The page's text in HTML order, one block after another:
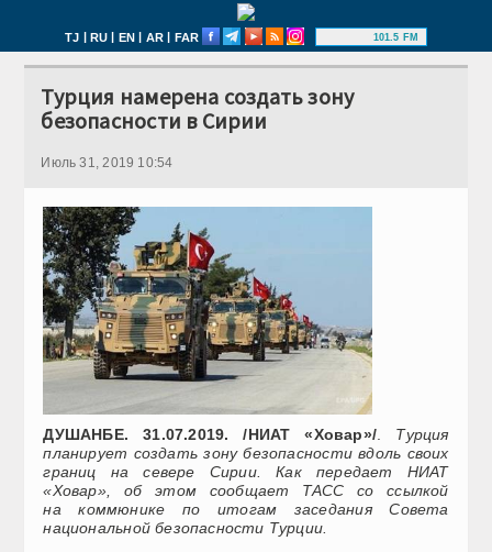
TJ | RU | EN | AR | FAR 101.5 FM
Турция намерена создать зону
безопасности в Сирии
Июль 31, 2019 10:54
ДУШАНБЕ. 31.07.2019. /НИАТ «Ховар»/. Турция
планирует создать зону безопасности вдоль своих
границ на севере Сирии. Как передает НИАТ
«Ховар», об этом сообщает ТАСС со ссылкой
на коммюнике по итогам заседания Совета
национальной безопасности Турции.